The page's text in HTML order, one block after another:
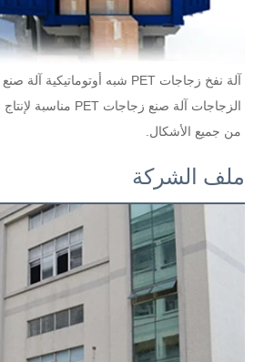
من جميع الأشكال.
ملف الشركة